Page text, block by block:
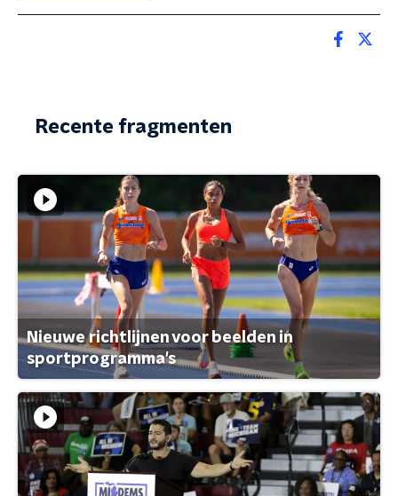
Recente fragmenten
Nieuwe richtlijnen voor beelden in
sportprogramma's